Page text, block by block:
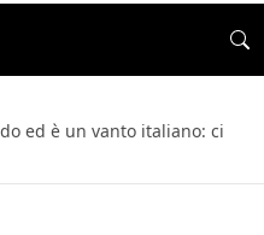
ed è un vanto italiano: ci